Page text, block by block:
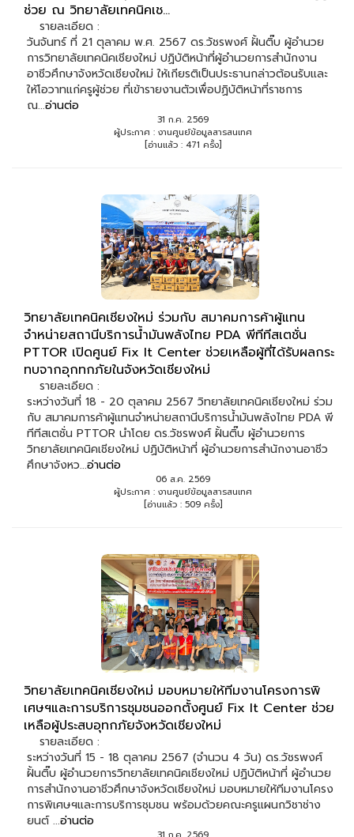
ช่วย ณ วิทยาลัยเทคนิคเช...
รายละเอียด :
วันจันทร์ ที่ 21 ตุลาคม พ.ศ. 2567 ดร.วัชรพงศ์ ฝั้นติ๊บ ผู้อำนวย
การวิทยาลัยเทคนิคเชียงใหม่ ปฏิบัติหน้าที่ผู้อำนวยการสำนักงาน
อาชีวศึกษาจังหวัดเชียงใหม่ ให้เกียรติเป็นประธานกล่าวต้อนรับและ
ให้โอวาทแก่ครูผู้ช่วย ที่เข้ารายงานตัวเพื่อปฏิบัติหน้าที่ราชการ
ณ...อ่านต่อ
31 ก.ค. 2569
ผู้ประกาศ : งานศูนย์ข้อมูลสารสนเทศ
[อ่านแล้ว : 471 ครั้ง]
วิทยาลัยเทคนิคเชียงใหม่ ร่วมกับ สมาคมการค้าผู้แทน
จำหน่ายสถานีบริการน้ำมันพลังไทย PDA พีทีทีสเตชั่น
PTTOR เปิดศูนย์ Fix It Center ช่วยเหลือผู้ที่ได้รับผลกระ
ทบจากอุกทกภัยในจังหวัดเชียงใหม่
รายละเอียด :
ระหว่างวันที่ 18 - 20 ตุลาคม 2567 วิทยาลัยเทคนิคเชียงใหม่ ร่วม
กับ สมาคมการค้าผู้แทนจำหน่ายสถานีบริการน้ำมันพลังไทย PDA พี
ทีทีสเตชั่น PTTOR นำโดย ดร.วัชรพงศ์ ฝั้นติ๊บ ผู้อำนวยการ
วิทยาลัยเทคนิคเชียงใหม่ ปฏิบัติหน้าที่ ผู้อำนวยการสำนักงานอาชีว
ศึกษาจังหว...อ่านต่อ
06 ส.ค. 2569
ผู้ประกาศ : งานศูนย์ข้อมูลสารสนเทศ
[อ่านแล้ว : 509 ครั้ง]
วิทยาลัยเทคนิคเชียงใหม่ มอบหมายให้ทีมงานโครงการพิ
เศษฯและการบริการชุมชนออกตั้งศูนย์ Fix It Center ช่วย
เหลือผู้ประสบอุทกภัยจังหวัดเชียงใหม่
รายละเอียด :
ระหว่างวันที่ 15 - 18 ตุลาคม 2567 (จำนวน 4 วัน) ดร.วัชรพงศ์
ฝั้นติ๊บ ผู้อำนวยการวิทยาลัยเทคนิคเชียงใหม่ ปฏิบัติหน้าที่ ผู้อำนวย
การสำนักงานอาชีวศึกษาจังหวัดเชียงใหม่ มอบหมายให้ทีมงานโครง
การพิเศษฯและการบริการชุมชน พร้อมด้วยคณะครูแผนกวิชาช่าง
ยนต์ ...อ่านต่อ